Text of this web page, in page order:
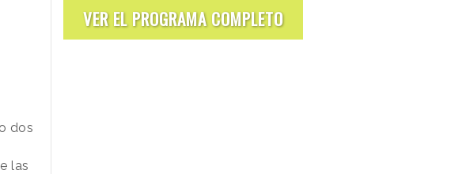
dos
las
VER EL PROGRAMA COMPLETO